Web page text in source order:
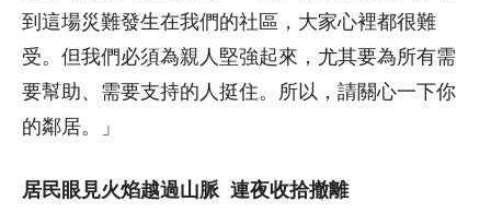
到這場災難發生在我們的社區，大家心裡都很難
受。但我們必須為親人堅強起來，尤其要為所有需
要幫助、需要支持的人挺住。所以，請關心一下你
的鄰居。」
居民眼見火焰越過山脈 連夜收拾撤離